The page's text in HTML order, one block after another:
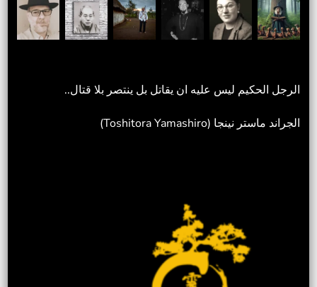
الرجل الحكيم ليس عليه ان يقاتل بل ينتصر بلا قتال..
الجراند ماستر نينجا (Toshitora Yamashiro)